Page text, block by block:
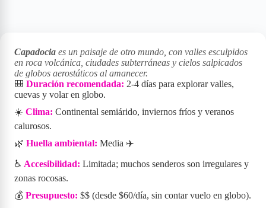
Capadocia es un paisaje de otro mundo, con valles esculpidos
en roca volcánica, ciudades subterráneas y cielos salpicados
de globos aerostáticos al amanecer.
🎒 Duración recomendada: 2-4 días para explorar valles,
cuevas y volar en globo.
☀️ Clima: Continental semiárido, inviernos fríos y veranos
calurosos.
🌿 Huella ambiental: Media ✈️
♿ Accesibilidad: Limitada; muchos senderos son irregulares y
zonas rocosas.
💰 Presupuesto: $$ (desde $60/día, sin contar vuelo en globo).